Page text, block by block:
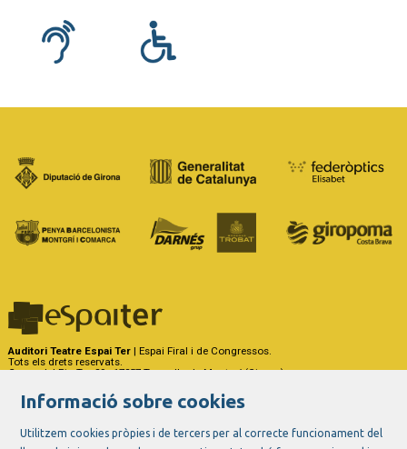
Auditori Teatre Espai Ter | Espai Firal i de Congressos.
Tots els drets reservats.
Carrer del Riu Ter, 29 - 17257 Torroella de Montgrí (Girona)
Informació sobre cookies
Utilitzem cookies pròpies i de tercers per al correcte funcionament del